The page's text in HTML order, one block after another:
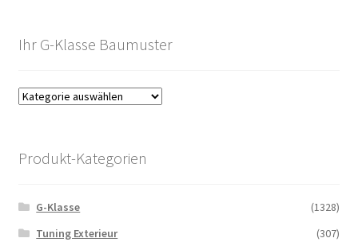
Ihr G-Klasse Baumuster
Produkt-Kategorien
G-Klasse
(1328)
Tuning Exterieur
(307)